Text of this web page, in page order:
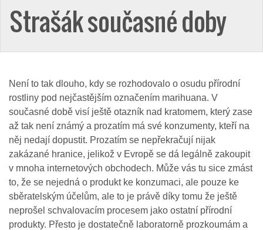
Strašák současné doby
Není to tak dlouho, kdy se rozhodovalo o osudu přírodní
rostliny pod nejčastějším označením marihuana. V
současné době visí ještě otazník nad kratomem, který zase
až tak není známý a prozatím má své konzumenty, kteří na
něj nedají dopustit. Prozatím se nepřekračují nijak
zakázané hranice, jelikož v Evropě se dá legálně zakoupit
v mnoha internetových obchodech. Může vás tu sice zmást
to, že se nejedná o produkt ke konzumaci, ale pouze ke
sběratelským účelům, ale to je právě díky tomu že ještě
neprošel schvalovacím procesem jako ostatní přírodní
produkty. Přesto je dostatečně laboratorně prozkoumám a